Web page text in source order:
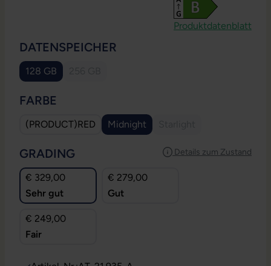
Produktdatenblatt
DATENSPEICHER
128 GB
FARBE
(PRODUCT)RED Midnight
Details zum Zustand
GRADING
€ 329,00
Sehr gut
€ 279,00
Gut
€ 249,00
Fair